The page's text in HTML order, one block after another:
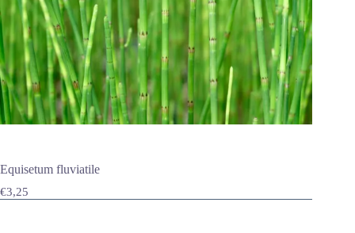
Equisetum fluviatile
€3,25